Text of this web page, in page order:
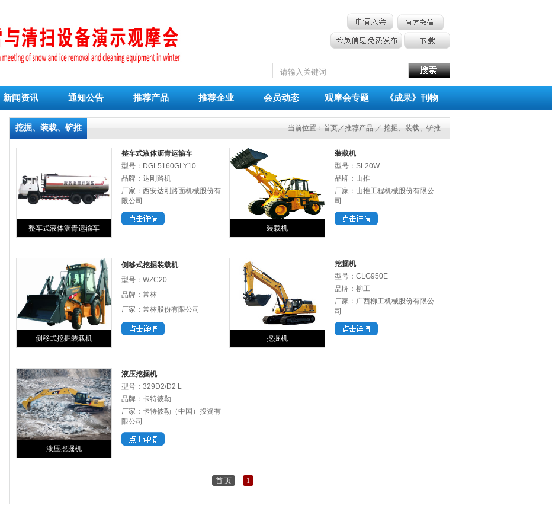
新闻资讯 通知公告 推荐产品 推荐企业 会员动态 观摩会专题 《成果》刊物
挖掘、装载、铲推 当前位置： 首页／推荐产品 ／ 挖掘、装载、铲推
整车式液体沥青运输车
整车式液体沥青运输车
型号：DGL5160GLY10 .......
品牌：达刚路机
厂家：西安达刚路面机械股份有
限公司
装载机
装载机
型号：SL20W
品牌：山推
厂家：山推工程机械股份有限公
司
侧移式挖掘装载机
侧移式挖掘装载机
型号：WZC20
品牌：常林
厂家：常林股份有限公司
挖掘机
挖掘机
型号：CLG950E
品牌：柳工
厂家：广西柳工机械股份有限公
司
液压挖掘机
液压挖掘机
型号：329D2/D2 L
品牌：卡特彼勒
厂家：卡特彼勒（中国）投资有
限公司
首 页 1